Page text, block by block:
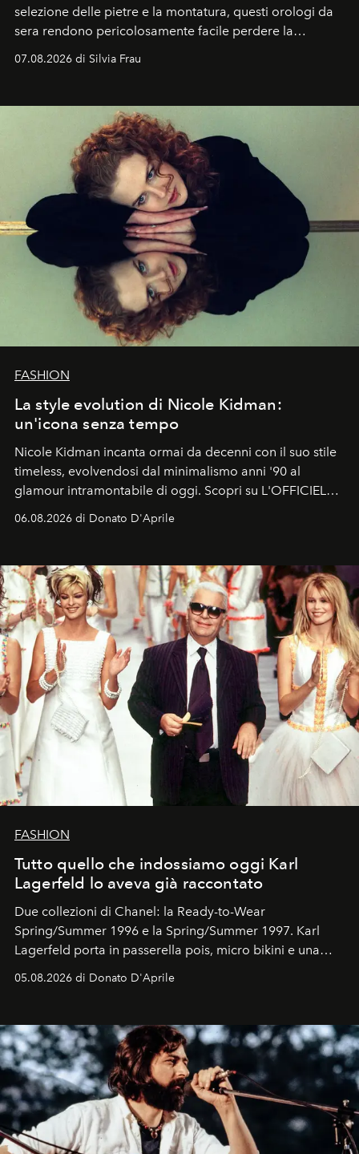
selezione delle pietre e la montatura, questi orologi da
sera rendono pericolosamente facile perdere la
07.08.2026 di Silvia Frau
FASHION
La style evolution di Nicole Kidman:
un'icona senza tempo
Nicole Kidman incanta ormai da decenni con il suo stile
timeless, evolvendosi dal minimalismo anni '90 al
glamour intramontabile di oggi. Scopri su L'OFFICIEL
06.08.2026 di Donato D'Aprile
FASHION
Tutto quello che indossiamo oggi Karl
Lagerfeld lo aveva già raccontato
Due collezioni di Chanel: la Ready-to-Wear
Spring/Summer 1996 e la Spring/Summer 1997. Karl
Lagerfeld porta in passerella pois, micro bikini e una
Kate, Claudia e Carla una dietro l'altra. Trent'anni dopo,
uno dei documenti più contemporanei che abbiamo.
05.08.2026 di Donato D'Aprile